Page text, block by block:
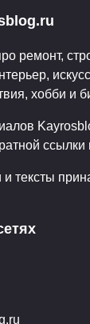
ремонт,
хобби и
ссылки
и тексты